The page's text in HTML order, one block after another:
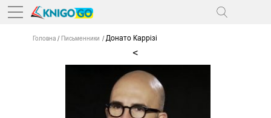
Головна Письменники Донато Каррізі
<